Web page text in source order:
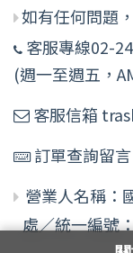
如有任何問題
客服專線02-
(週一至週五，
客服信箱
訂單查詢留言
營業人名稱：
處／統一編號